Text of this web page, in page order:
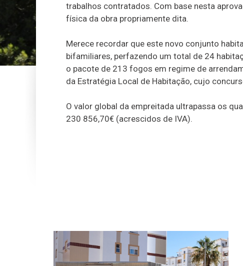
trabalhos contratados. Com base nesta
física da obra propriamente dita.
Merece recordar que este novo conjunto
bifamiliares, perfazendo um total de 24
o pacote de 213 fogos em regime de
da Estratégia Local de Habitação, cujo
O valor global da empreitada ultrapassa os
230 856,70€ (acrescidos de IVA).